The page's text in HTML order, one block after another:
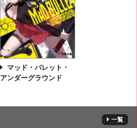
マッド・バレット・
アンダーグラウンド
一覧